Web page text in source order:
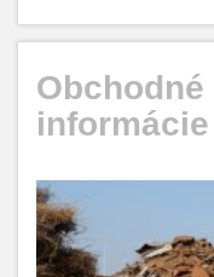
Obchodné
informácie